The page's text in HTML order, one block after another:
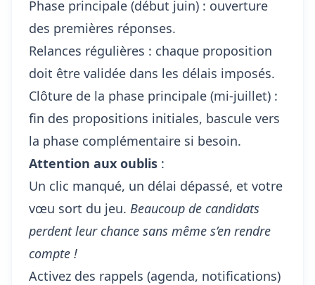
Phase principale (début juin) : ouverture
des premières réponses.
Relances régulières : chaque proposition
doit être validée dans les délais imposés.
Clôture de la phase principale (mi-juillet) :
fin des propositions initiales, bascule vers
la phase complémentaire si besoin.
Attention aux oublis :
Un clic manqué, un délai dépassé, et votre
vœu sort du jeu. Beaucoup de candidats
perdent leur chance sans même s’en rendre
compte !
Activez des rappels (agenda, notifications)